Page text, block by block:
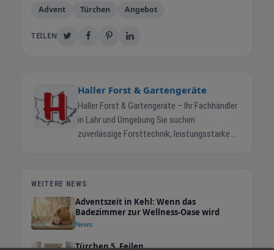
Advent Türchen Angebot
TEILEN
Haller Forst & Gartengeräte
Haller Forst & Gartengeräte – Ihr Fachhändler
in Lahr und Umgebung Sie suchen
zuverlässige Forsttechnik, leistungsstarke
Wir bieten mehr als nur Verkauf: Unser Service
hält Ihre Technik am Laufen. Unsere
Leistungen: - Fachkundige Beratung durch
Markenmaschinen und Zubehör - Inspektion,
WEITERE NEWS
Adventszeit in Kehl: Wenn das
Badezimmer zur Wellness-Oase wird
News
Türchen 5. Feilen